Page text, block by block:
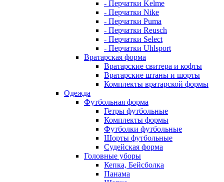
- Перчатки Kelme
- Перчатки Nike
- Перчатки Puma
- Перчатки Reusch
- Перчатки Select
- Перчатки Uhlsport
Вратарская форма
Вратарские свитера и кофты
Вратарские штаны и шорты
Комплекты вратарской формы
Одежда
Футбольная форма
Гетры футбольные
Комплекты формы
Футболки футбольные
Шорты футбольные
Судейская форма
Головные уборы
Кепка, Бейсболка
Панама